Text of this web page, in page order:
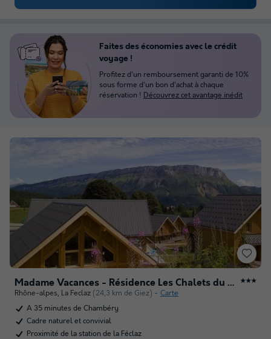
Madame Vacances - Résidence Les Chalets du Berger Premium ★★★
Rhône-alpes, La Feclaz (24,3 km de Giez)
Carte
A 35 minutes de Chambéry
Cadre naturel et convivial
Proximité de la station de la Féclaz
Faites des économies avec le crédit
voyage !
Profitez d'un remboursement garanti de 10%
sous forme d'un bon d'achat à chaque
réservation ! Découvrez cet avantage inédit